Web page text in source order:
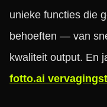
unieke functies die
behoeften — van
kwaliteit output. En
fotto.ai